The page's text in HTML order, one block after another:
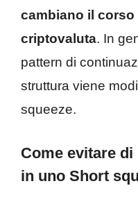
cambiano il corso
criptovaluta. In
pattern di
struttura viene
squeeze.
Come evitare
in uno Short